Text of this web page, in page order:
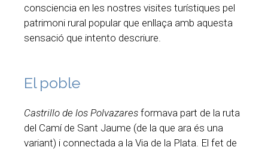
consciencia en les nostres visites turístiques pel
patrimoni rural popular que enllaça amb aquesta
sensació que intento descriure.
El poble
Castrillo de los Polvazares formava part de la ruta
del Camí de Sant Jaume (de la que ara és una
variant) i connectada a la Via de la Plata. El fet de